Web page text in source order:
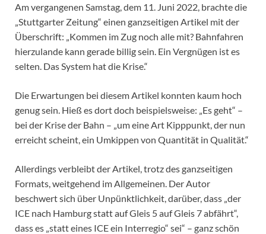
Am vergangenen Samstag, dem 11. Juni 2022, brachte die
„Stuttgarter Zeitung“ einen ganzseitigen Artikel mit der
Überschrift: „Kommen im Zug noch alle mit? Bahnfahren
hierzulande kann gerade billig sein. Ein Vergnügen ist es
selten. Das System hat die Krise.“
Die Erwartungen bei diesem Artikel konnten kaum hoch
genug sein. Hieß es dort doch beispielsweise: „Es geht“ –
bei der Krise der Bahn – „um eine Art Kipppunkt, der nun
erreicht scheint, ein Umkippen von Quantität in Qualität.“
Allerdings verbleibt der Artikel, trotz des ganzseitigen
Formats, weitgehend im Allgemeinen. Der Autor
beschwert sich über Unpünktlichkeit, darüber, dass „der
ICE nach Hamburg statt auf Gleis 5 auf Gleis 7 abfährt“,
dass es „statt eines ICE ein Interregio“ sei“ – ganz schön